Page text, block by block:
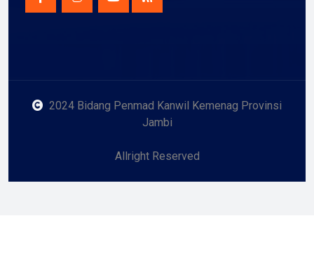
2024 Bidang Penmad Kanwil Kemenag Provinsi
Jambi
Allright Reserved